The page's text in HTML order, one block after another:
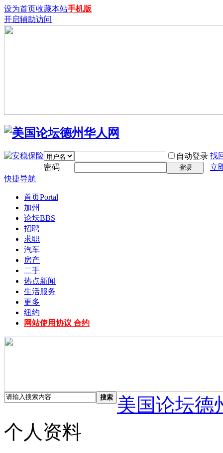
设为首页收藏本站手机版
开启辅助访问
自动登录 找
密码
登录
立
快捷导航
首页Portal
加州
论坛BBS
招聘
求职
汽车
房产
二手
热点新闻
生活服务
更多
纽约
网站使用协议 合约
搜索
美国论坛德
个人资料